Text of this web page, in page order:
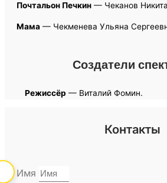
Почтальон Печкин — Чеканов
Мама — Чекменева Ульяна
Создатели
Режиссёр — Виталий Фомин.
Контакты
Имя